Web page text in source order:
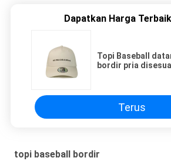
Dapatkan Harga
Topi Baseball
bordir pria
Terus
topi baseball bordir